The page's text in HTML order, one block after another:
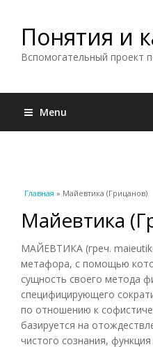
Понятия и
Вспомогательный проект
Menu
Вы здесь
Главная » Майевтика (Грицанов)
Майевтика
МАЙЕВТИКА (греч.
метафора, с помощью
сущность своего метода
специфицирующего
по отношению к
базируется на
чистого сознания,